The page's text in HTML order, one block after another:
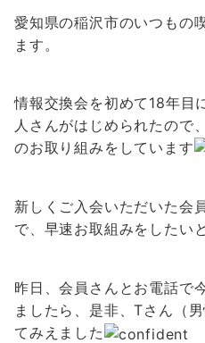
愛知県の稲沢市のいつもの
ます。
情報交換会を初めて18年目
人さんがはじめられたので
のお取り組みをしています
新しくご入会いただいた会
で、早速お取組みをしたい
昨日、会員さんとお電話で
ましたら、是非、Tさん（
てみえました